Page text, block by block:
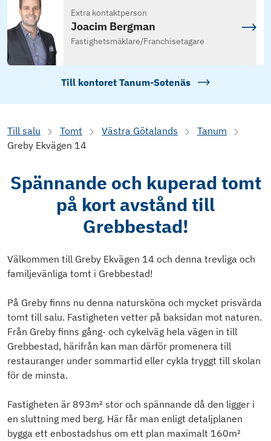
Extra kontaktperson
Joacim Bergman
Fastighetsmäklare/Franchisetagare
Till kontoret Tanum-Sotenäs
Till salu Tomt Västra Götalands
Tanum
Greby Ekvägen 14
Spännande och kuperad tomt
på kort avstånd till
Grebbestad!
Välkommen till Greby Ekvägen 14 och denna trevliga och
familjevänliga tomt i Grebbestad!
På Greby finns nu denna natursköna och mycket prisvärda
tomt till salu. Fastigheten vetter på baksidan mot naturen.
Från Greby finns gång- och cykelväg hela vägen in till
Grebbestad, härifrån kan man därför promenera till
restauranger under sommartid eller cykla tryggt till skolan
för de minsta.
Fastigheten är 893m² stor och spännande då den ligger i
en sluttning med berg. Här får man enligt detaljplanen
bygga ett enbostadshus om ett plan maximalt 160m²